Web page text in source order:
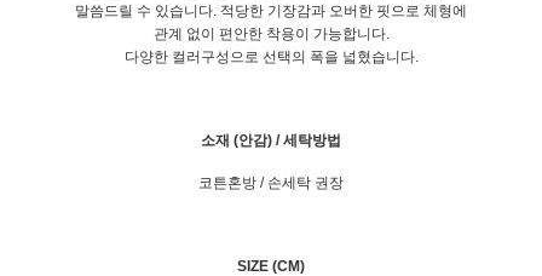
말씀드릴 수 있습니다. 적당한 기장감과 오버한 핏으로 체형에
관계 없이 편안한 착용이 가능합니다.
다양한 컬러구성으로 선택의 폭을 넓혔습니다.
소재 (안감) / 세탁방법
코튼혼방 / 손세탁 권장
SIZE (CM)